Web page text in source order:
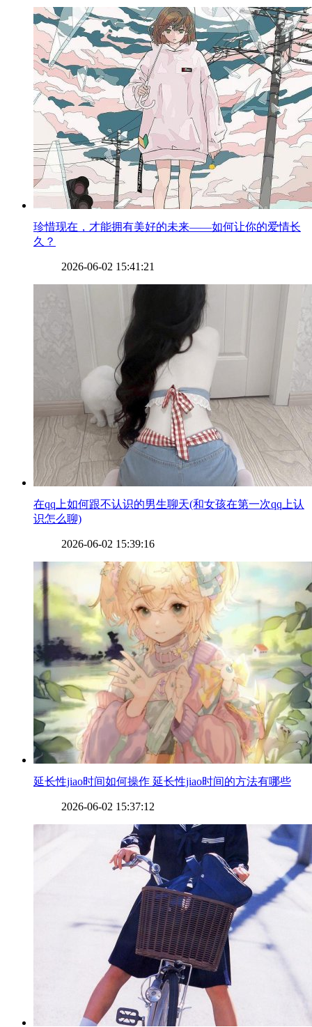
​珍惜现在，才能拥有美好的未来——如何让你的爱情长
久？
2026-06-02 15:41:21
​在qq上如何跟不认识的男生聊天(和女孩在第一次qq上认
识怎么聊)
2026-06-02 15:39:16
​延长性jiao时间如何操作 延长性jiao时间的方法有哪些
2026-06-02 15:37:12